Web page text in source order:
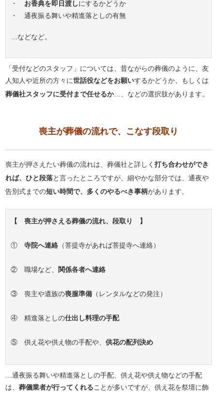
・ お香典を即日渡しにするかどうか
・ 通夜振る舞いや精進落としの有無
…などなど。
「受付などのスタッフ」については、昔ながらの葬儀のように、友
人知人や近所の方々に世話役などをお願いするかどうか、もしくは
葬儀社スタッフに受付まで任せるか…、などの選択肢があります。
喪主が葬儀の流れで、こなす段取り
喪主が押さえたい葬儀の流れは、葬儀社と詳しく打ち合わせができ
れば、ひと段落と言ったところですが、細やかな部分では、通夜や
告別式までの短い時間で、多くのやるべき事柄があります。
【 喪主が押さえる葬儀の流れ、段取り 】
①寺院へ連絡 （菩提寺があれば菩提寺へ連絡）
② 職場など、 関係各者へ連絡
③ 喪主や遺族の喪服準備 （レンタルなどの発注）
④ 精進落としの仕出し料理の手配
⑤ 供え花や供え物の手配や、供花の配列決め
…通夜振る舞いや精進落としの手配、供え花や供え物などの手配
は、葬儀業者が行ってくれることが多いですが、供え花を祭壇に飾